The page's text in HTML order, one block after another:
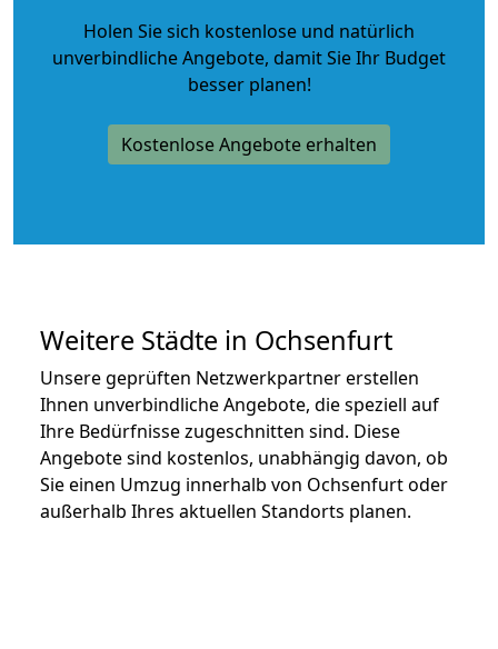
Holen Sie sich kostenlose und natürlich
unverbindliche Angebote, damit Sie Ihr Budget
besser planen!
Kostenlose Angebote erhalten
Weitere Städte in Ochsenfurt
Unsere geprüften Netzwerkpartner erstellen
Ihnen unverbindliche Angebote, die speziell auf
Ihre Bedürfnisse zugeschnitten sind. Diese
Angebote sind kostenlos, unabhängig davon, ob
Sie einen Umzug innerhalb von Ochsenfurt oder
außerhalb Ihres aktuellen Standorts planen.